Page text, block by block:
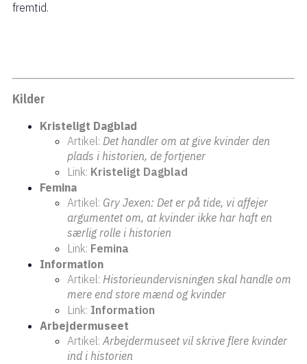
fremtid.
Kilder
Kristeligt Dagblad
Artikel: Det handler om at give kvinder den
plads i historien, de fortjener
Link: Kristeligt Dagblad
Femina
Artikel: Gry Jexen: Det er på tide, vi affejer
argumentet om, at kvinder ikke har haft en
særlig rolle i historien
Link: Femina
Information
Artikel: Historieundervisningen skal handle om
mere end store mænd og kvinder
Link: Information
Arbejdermuseet
Artikel:Arbejdermuseet vil skrive flere kvinder
ind i historien